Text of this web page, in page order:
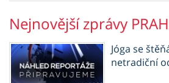
Nejnovější zprávy
Jóga se
netradiční